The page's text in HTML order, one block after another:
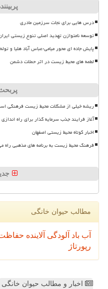
درس هایی برای نجات سرزمین مادری
توسعه نامتوازن تهدید اصلی تنوع زیستی
پایش جاده ای محور میامی-عباس آباد هلیا و
لطمه های محیط زیست در اثر حملات دشمن
ریشه خیلی از مشکلات محیط زیست فرهنگی
آغاز فرایند جذب سرمایه گذار برای راه اندازی زباله سوز
اخبار کوتاه محیط زیستی اصفهان
فرهنگ محیط زیست به برنامه های مذهبی راه
مطالب حیوان خانگی
آب باد آلودگی آلاینده
رپورتاژ
اخبار و مطالب حیوان خانگی